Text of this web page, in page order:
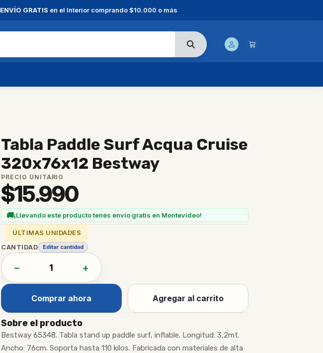
ENVÍO GRATIS en el Interior comprando $10.000 o más
Tabla Paddle Surf Acqua Cruise
320x76x12 Bestway
PRECIO UNITARIO
$15.990
🚚¡Llevando este producto tenés envío gratis en Montevideo!
ÚLTIMAS UNIDADES
CANTIDAD
Editar cantidad
− +
Comprar ahora Agregar al carrito
Sobre el producto
Bestway 65348. Tabla stand up paddle surf, inflable. Longitud: 3,2mt.
Ancho: 76cm. Soporta hasta 110 kilos. Fabricada con materiales de alta